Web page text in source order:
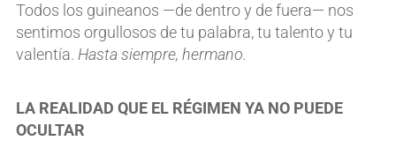
Todos los guineanos —de dentro y de fuera— nos
sentimos orgullosos de tu palabra, tu talento y tu
valentía. Hasta siempre, hermano.
LA REALIDAD QUE EL RÉGIMEN YA NO PUEDE
OCULTAR